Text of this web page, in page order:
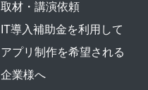
取材・講演依頼
IT導入補助金を利用して
アプリ制作を希望される
企業様へ